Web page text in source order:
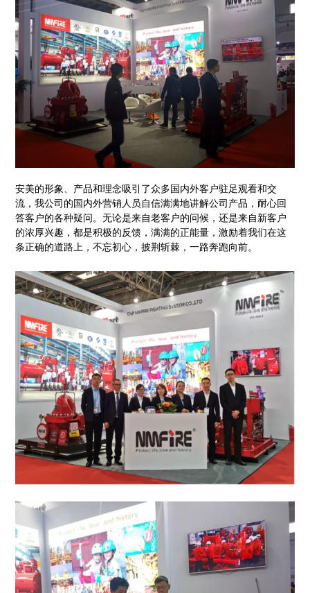
安美的形象、产品和理念吸引了众多国内外客户驻足观看和交
流，我公司的国内外营销人员自信满满地讲解公司产品，耐心回
答客户的各种疑问。无论是来自老客户的问候，还是来自新客户
的浓厚兴趣，都是积极的反馈，满满的正能量，激励着我们在这
条正确的道路上，不忘初心，披荆斩棘，一路奔跑向前。